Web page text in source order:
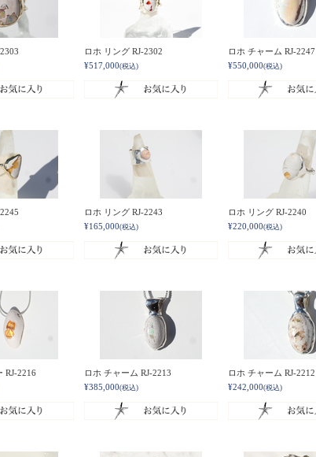
ロホ リング RJ-2302
¥517,000(税込)
ロホ チャーム RJ-2247
¥550,000(税込)
ロホ リング RJ-2243
¥165,000(税込)
ロホ リング RJ-2240
¥220,000(税込)
RJ-2216
ロホ チャーム RJ-2213
¥385,000(税込)
ロホ チャーム RJ-2212
¥242,000(税込)